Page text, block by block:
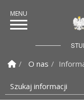
Strona Główna
O nas
Szukaj informacji